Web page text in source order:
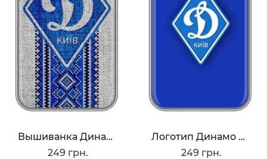
Вышиванка Динамо
249 грн.
Логотип Динамо Киев
249 грн.